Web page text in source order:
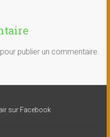
publier un commentaire.
sur Facebook